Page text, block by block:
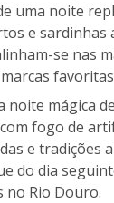
uma noite
e sardinhas
se nas
noite mágica
fogo de
e tradições
do dia
no Rio Douro.